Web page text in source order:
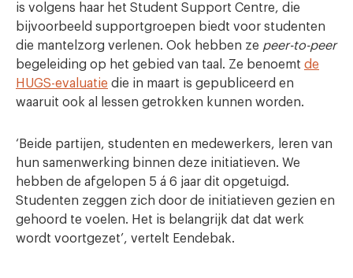
is volgens haar het Student Support Centre, die
bijvoorbeeld supportgroepen biedt voor studenten
die mantelzorg verlenen. Ook hebben ze peer-to-peer
begeleiding op het gebied van taal. Ze benoemt de
HUGS-evaluatie die in maart is gepubliceerd en
waaruit ook al lessen getrokken kunnen worden.
‘Beide partijen, studenten en medewerkers, leren van
hun samenwerking binnen deze initiatieven. We
hebben de afgelopen 5 á 6 jaar dit opgetuigd.
Studenten zeggen zich door de initiatieven gezien en
gehoord te voelen. Het is belangrijk dat dat werk
wordt voortgezet’, vertelt Eendebak.